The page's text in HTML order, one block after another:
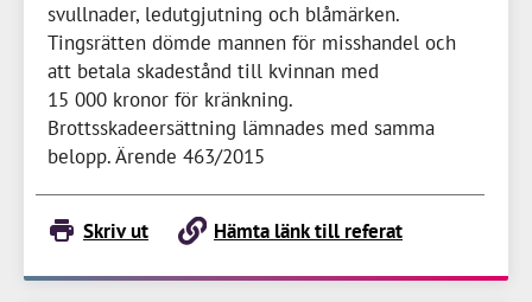
svullnader, ledutgjutning och blåmärken.
Tingsrätten dömde mannen för misshandel och
att betala skadestånd till kvinnan med
15 000 kronor för kränkning.
Brottsskadeersättning lämnades med samma
belopp. Ärende 463/2015
Skriv ut Hämta länk till referat